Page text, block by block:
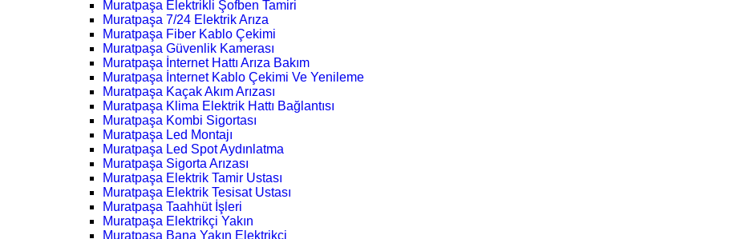
Muratpaşa Elektrikli Şofben Tamiri
Muratpaşa 7/24 Elektrik Arıza
Muratpaşa Fiber Kablo Çekimi
Muratpaşa Güvenlik Kamerası
Muratpaşa İnternet Hattı Arıza Bakım
Muratpaşa İnternet Kablo Çekimi Ve Yenileme
Muratpaşa Kaçak Akım Arızası
Muratpaşa Klima Elektrik Hattı Bağlantısı
Muratpaşa Kombi Sigortası
Muratpaşa Led Montajı
Muratpaşa Led Spot Aydınlatma
Muratpaşa Sigorta Arızası
Muratpaşa Elektrik Tamir Ustası
Muratpaşa Elektrik Tesisat Ustası
Muratpaşa Taahhüt İşleri
Muratpaşa Elektrikçi Yakın
Muratpaşa Bana Yakın Elektrikçi